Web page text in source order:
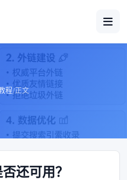
程/正文
还可用？